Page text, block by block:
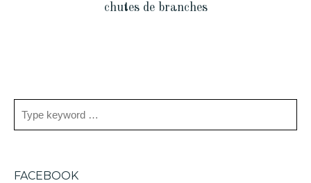
chutes de branches
FACEBOOK